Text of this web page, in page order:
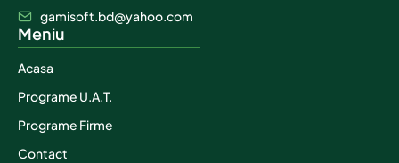
gamisoft.bd@yahoo.com
Meniu
Acasa
Programe U.A.T.
Programe Firme
Contact